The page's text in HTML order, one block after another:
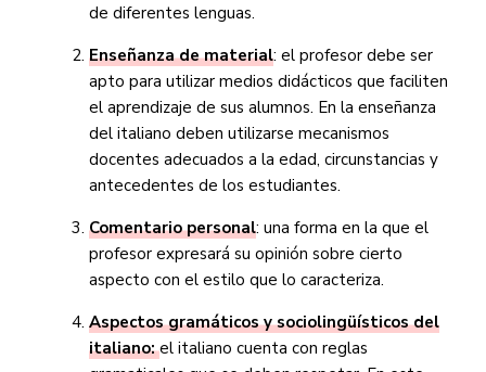
de diferentes lenguas.
Enseñanza de material: el profesor debe ser
apto para utilizar medios didácticos que faciliten
el aprendizaje de sus alumnos. En la enseñanza
del italiano deben utilizarse mecanismos
docentes adecuados a la edad, circunstancias y
antecedentes de los estudiantes.
Comentario personal: una forma en la que el
profesor expresará su opinión sobre cierto
aspecto con el estilo que lo caracteriza.
Aspectos gramáticos y sociolingüísticos del
italiano:el italiano cuenta con reglas